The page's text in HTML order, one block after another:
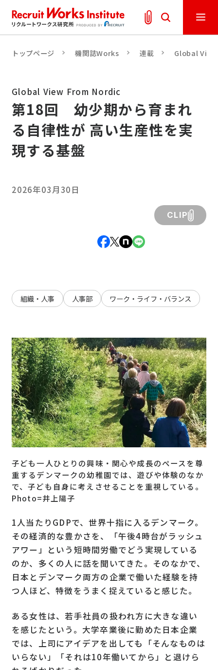
トップページ 機関誌Works 連載 Global
Global View From Nordic
第18回 幼少期から育まれ
る自律性が 高い生産性を実
現する基盤
2026年03月30日
CLIP
組織・人事 人事部 ワーク・ライフ・バランス
子ども一人ひとりの興味・関心や成長のペースを尊
重するデンマークの幼稚園では、遊びや体験のなか
で、子ども自身に考えさせることを重視している。
Photo=井上陽子
1人当たりGDPで、世界十指に入るデンマーク。
その経済的な豊かさを、「午後4時台がラッシュ
アワー」という短時間労働でどう実現している
のか、多くの人に話を聞いてきた。そのなかで、
日本とデンマーク両方の企業で働いた経験を持
つ人ほど、特徴をうまく捉えていると感じた。
ある女性は、若手社員の扱われ方に大きな違い
を感じたという。大学卒業後に勤めた日本企業
では、上司にアイデアを出しても「そんなものは
いらない」「それは10年働いてから」と退けら